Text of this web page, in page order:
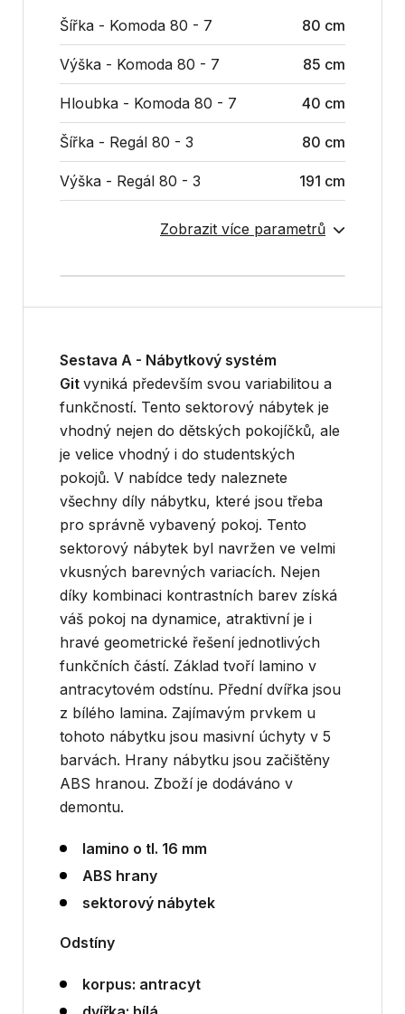
Šířka - Komoda 80 - 7 80 cm
Výška - Komoda 80 - 7 85 cm
Hloubka - Komoda 80 - 7 40 cm
Šířka - Regál 80 - 3 80 cm
Výška - Regál 80 - 3 191 cm
Zobrazit více parametrů
Sestava A - Nábytkový systém
Git vyniká především svou variabilitou a
funkčností. Tento sektorový nábytek je
vhodný nejen do dětských pokojíčků, ale
je velice vhodný i do studentských
pokojů. V nabídce tedy naleznete
všechny díly nábytku, které jsou třeba
pro správně vybavený pokoj. Tento
sektorový nábytek byl navržen ve velmi
vkusných barevných variacích. Nejen
díky kombinaci kontrastních barev získá
váš pokoj na dynamice, atraktivní je i
hravé geometrické řešení jednotlivých
funkčních částí. Základ tvoří lamino v
antracytovém odstínu. Přední dvířka jsou
z bílého lamina. Zajímavým prvkem u
tohoto nábytku jsou masivní úchyty v 5
barvách. Hrany nábytku jsou začištěny
ABS hranou. Zboží je dodáváno v
demontu.
lamino o tl. 16 mm
ABS hrany
sektorový nábytek
​Odstíny
korpus: antracyt